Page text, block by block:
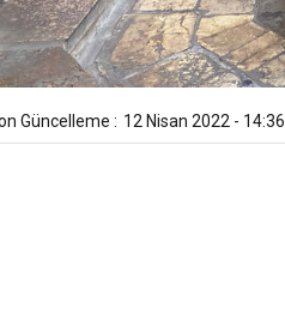
Güncelleme : 12 Nisan 2022 - 14:36